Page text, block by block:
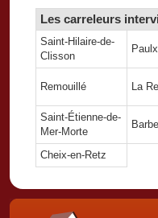
Les carreleurs
Saint-Hilaire-de-
Clisson
Paulx
Remouillé La
Saint-Étienne-de-
Mer-Morte
Cheix-en-Retz